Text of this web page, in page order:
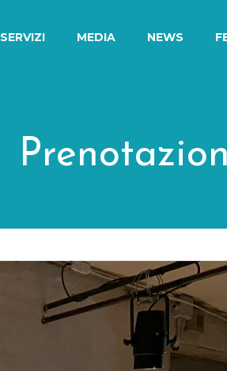
SERVIZI MEDIA NEWS